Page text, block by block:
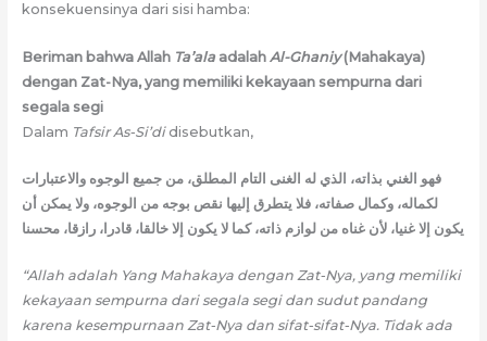
konsekuensinya dari sisi hamba:
Beriman bahwa Allah Ta’alaadalah Al-Ghaniy(Mahakaya)
dengan Zat-Nya, yang memiliki kekayaan sempurna dari
segala segi
Dalam Tafsir As-Si’didisebutkan,
فهو الغني بذاته، الذي له الغنى التام المطلق، من جميع الوجوه والاعتبارات
لكماله، وكمال صفاته، فلا يتطرق إليها نقص بوجه من الوجوه، ولا يمكن أن
يكون إلا غنيا، لأن غناه من لوازم ذاته، كما لا يكون إلا خالقا، قادرا، رازقا، محسنا
“Allah adalah Yang Mahakaya dengan Zat-Nya, yang memiliki
kekayaan sempurna dari segala segi dan sudut pandang
karena kesempurnaan Zat-Nya dan sifat-sifat-Nya. Tidak ada